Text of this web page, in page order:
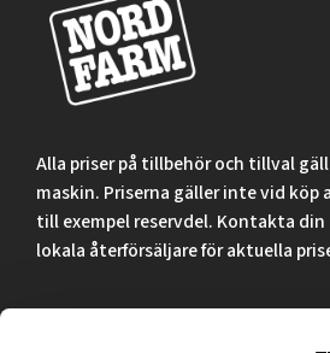
Alla priser på tillbehör och tillval
maskin. Priserna gäller inte vid köp
till exempel reservdel. Kontakta din
lokala återförsäljare för aktuella